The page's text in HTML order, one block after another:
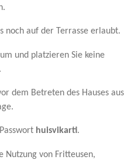
noch auf der Terrasse erlaubt.
und platzieren Sie keine
dem Betreten des Hauses aus
huisvikarti.
Nutzung von Fritteusen,